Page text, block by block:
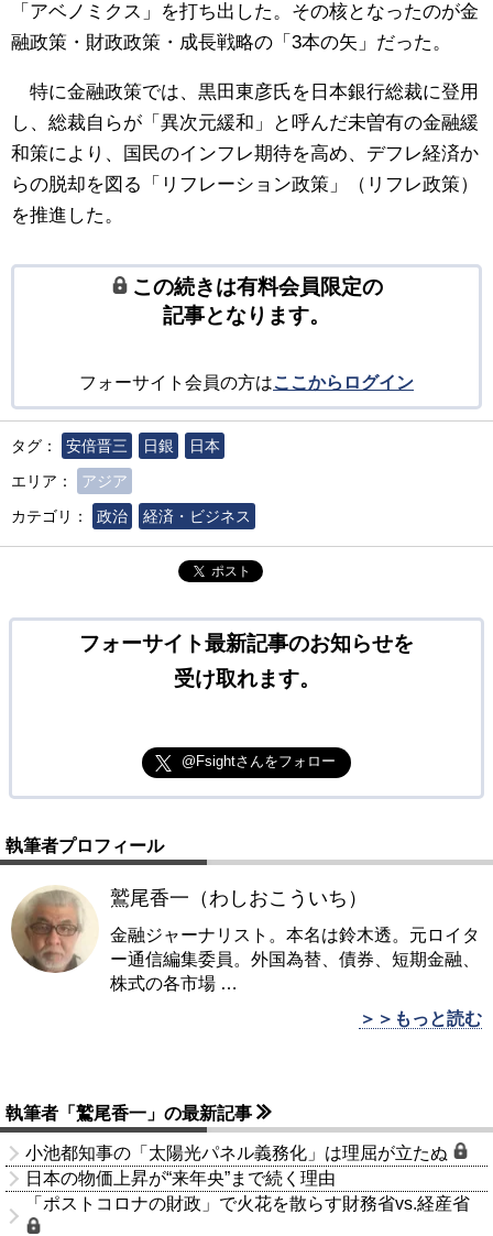
「アベノミクス」を打ち出した。その核となったのが金
融政策・財政政策・成長戦略の「3本の矢」だった。
特に金融政策では、黒田東彦氏を日本銀行総裁に登用
し、総裁自らが「異次元緩和」と呼んだ未曽有の金融緩
和策により、国民のインフレ期待を高め、デフレ経済か
らの脱却を図る「リフレーション政策」（リフレ政策）
を推進した。
この続きは有料会員限定の
記事となります。
フォーサイト会員の方はここからログイン
タグ： 安倍晋三 日銀
日本
エリア：
アジア
カテゴリ：
政治 経済・ビジネス
ポスト
フォーサイト最新記事のお知らせを
受け取れます。
@Fsightさんをフォロー
執筆者プロフィール
鷲尾香一（わしおこういち）
金融ジャーナリスト。本名は鈴木透。元ロイタ
ー通信編集委員。外国為替、債券、短期金融、
株式の各市場 …
＞＞もっと読む
執筆者「鷲尾香一」の最新記事
小池都知事の「太陽光パネル義務化」は理屈が立たぬ
日本の物価上昇が“来年央”まで続く理由
「ポストコロナの財政」で火花を散らす財務省vs.経産省